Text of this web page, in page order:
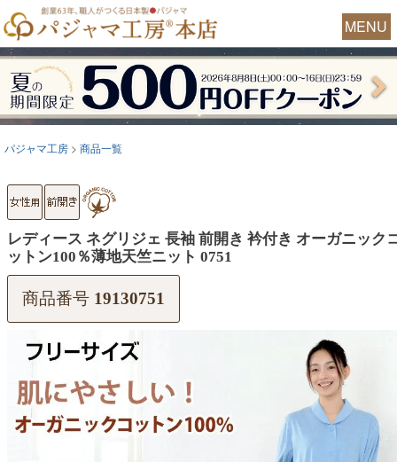
MENU
パジャマ工房 商品一覧
レディース ネグリジェ 長袖 前開き 衿付き オーガニック
ットン100％薄地天竺ニット 0751
商品番号 19130751